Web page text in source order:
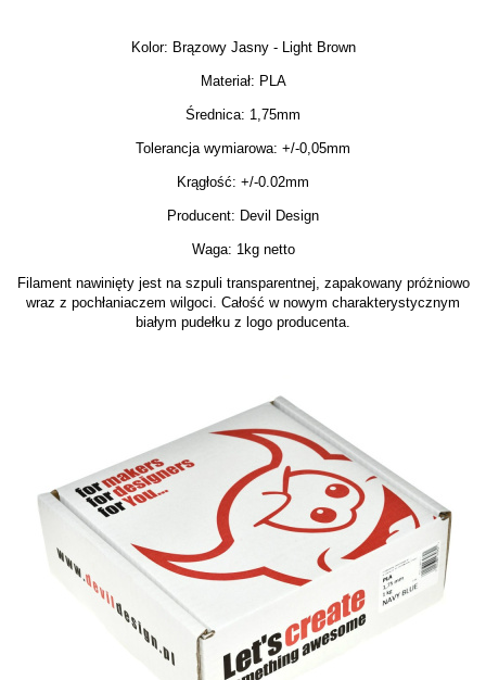
Kolor: Brązowy Jasny - Light Brown
Materiał: PLA
Średnica: 1,75mm
Tolerancja wymiarowa: +/-0,05mm
Krągłość: +/-0.02mm
Producent: Devil Design
Waga: 1kg netto
Filament nawinięty jest na szpuli transparentnej, zapakowany próżniowo
wraz z pochłaniaczem wilgoci. Całość w nowym charakterystycznym
białym pudełku z logo producenta.